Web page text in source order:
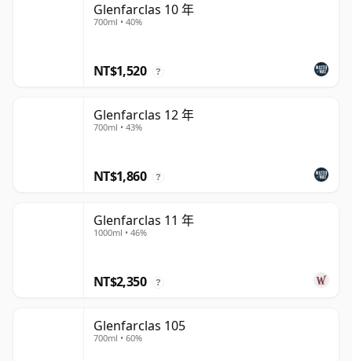
Glenfarclas 10 年
700ml • 40%
NT$1,520 ?
Glenfarclas 12 年
700ml • 43%
NT$1,860 ?
Glenfarclas 11 年
1000ml • 46%
NT$2,350 ?
Glenfarclas 105
700ml • 60%